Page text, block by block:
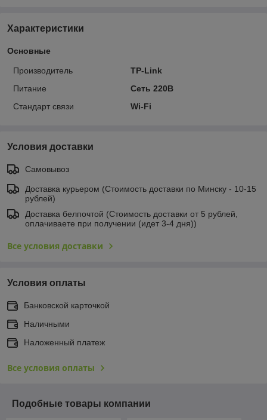
Характеристики
Основные
Производитель
TP-Link
Питание
Сеть 220В
Стандарт связи
Wi-Fi
Условия доставки
Самовывоз
Доставка курьером (Стоимость доставки по Минску - 10-15
рублей)
Доставка белпочтой (Стоимость доставки от 5 рублей,
оплачиваете при получении (идет 3-4 дня))
Все условия доставки
Условия оплаты
Банковской карточкой
Наличными
Наложенный платеж
Все условия оплаты
Подобные товары компании